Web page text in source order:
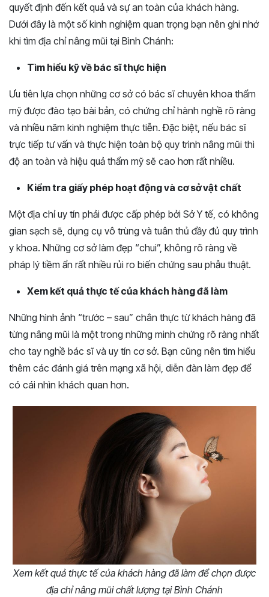
quyết định đến kết quả và sự an toàn của khách hàng.
Dưới đây là một số kinh nghiệm quan trọng bạn nên ghi nhớ
khi tìm địa chỉ nâng mũi tại Bình Chánh:
Tìm hiểu kỹ về bác sĩ thực hiện
Ưu tiên lựa chọn những cơ sở có bác sĩ chuyên khoa thẩm
mỹ được đào tạo bài bản, có chứng chỉ hành nghề rõ ràng
và nhiều năm kinh nghiệm thực tiễn. Đặc biệt, nếu bác sĩ
trực tiếp tư vấn và thực hiện toàn bộ quy trình nâng mũi thì
độ an toàn và hiệu quả thẩm mỹ sẽ cao hơn rất nhiều.
Kiểm tra giấy phép hoạt động và cơ sở vật chất
Một địa chỉ uy tín phải được cấp phép bởi Sở Y tế, có không
gian sạch sẽ, dụng cụ vô trùng và tuân thủ đầy đủ quy trình
y khoa. Những cơ sở làm đẹp “chui”, không rõ ràng về
pháp lý tiềm ẩn rất nhiều rủi ro biến chứng sau phẫu thuật.
Xem kết quả thực tế của khách hàng đã làm
Những hình ảnh “trước – sau” chân thực từ khách hàng đã
từng nâng mũi là một trong những minh chứng rõ ràng nhất
cho tay nghề bác sĩ và uy tín cơ sở. Bạn cũng nên tìm hiểu
thêm các đánh giá trên mạng xã hội, diễn đàn làm đẹp để
có cái nhìn khách quan hơn.
Xem kết quả thực tế của khách hàng đã làm để chọn được
địa chỉ nâng mũi chất lượng tại Bình Chánh